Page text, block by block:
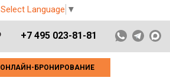
Select Language ▼
+7 495 023-81-81
ОНЛАЙН-БРОНИРОВАНИЕ